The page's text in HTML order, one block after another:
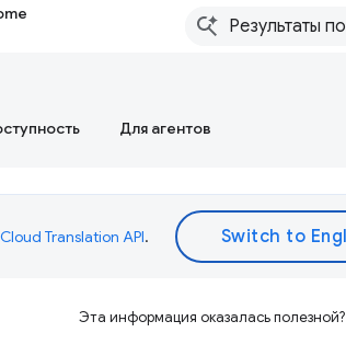
Для агентов
Cloud Translation API.
Эта информация оказалась полезной?